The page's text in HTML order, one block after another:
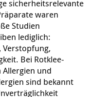
sicherheitsrelevante
waren
Studien
lediglich:
Verstopfung,
Bei Rotklee-
und
sind bekannt